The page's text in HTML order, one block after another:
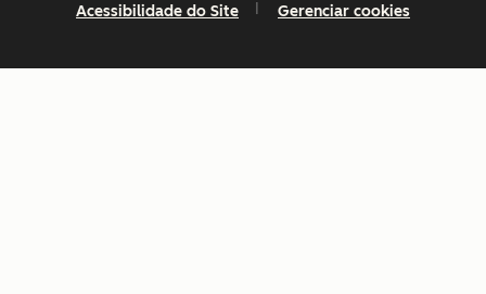
Acessibilidade do Site Gerenciar cookies